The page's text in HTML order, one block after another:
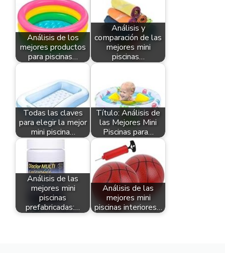
Análisis de los
mejores productos
para piscinas…
Análisis y
comparación de las
mejores mini
piscinas…
Todas las claves
para elegir la mejor
mini piscina…
Título: Análisis de
las Mejores Mini
Piscinas para…
Análisis de las
mejores mini
piscinas
prefabricadas:…
Análisis de las
mejores mini
piscinas interiores…